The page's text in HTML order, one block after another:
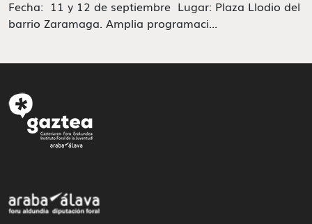
Fecha: 11 y 12 de septiembre Lugar: Plaza Llodio del
barrio Zaramaga. Amplia programaci...